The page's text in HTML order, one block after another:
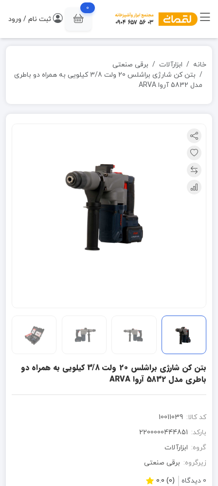
0
ثبت نام / ورود
خانه ابزارآلات
برقی صنعتی
بتن کن شارژی براشلس 20 ولت 3/8 کیلویی به همراه دو باطری
مدل 5832 آروا ARVA
بتن کن شارژی براشلس 20 ولت 3/8 کیلویی به همراه دو
باطری مدل 5832 آروا ARVA
کد کالا: 10011039
بارکد: 2200000444851
گروه: ابزارآلات
زیرگروه: برقی صنعتی
0 دیدگاه
(0) 0.0